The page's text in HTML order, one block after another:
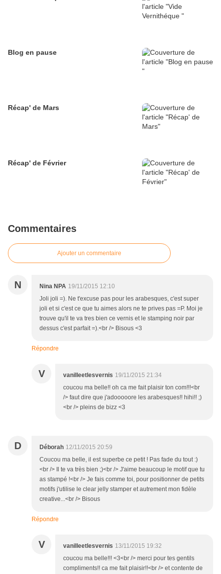
Blog en pause
Récap' de Mars
Récap' de Février
Commentaires
Ajouter un commentaire
N Nina NPA 19/11/2015 12:10
Joli joli =). Ne t'excuse pas pour les arabesques, c'est super
joli et si c'est ce que tu aimes alors ne te prives pas =P. Moi je
trouve qu'il te va tres bien ce vernis et le stamping noir par
dessus c'est parfait =).<br /> Bisous <3
Répondre
V vanilleetlesvernis 19/11/2015 21:34
coucou ma belle!! oh ca me fait plaisir ton com!!!<br
/> faut dire que j'adooooore les arabesques!! hihi!! ;)
<br /> pleins de bizz <3
D Déborah 12/11/2015 20:59
Coucou ma belle, il est superbe ce petit ! Pas fade du tout :)
<br /> Il te va très bien ;)<br /> J'aime beaucoup le motif que tu
as stampé !<br /> Je fais comme toi, pour positionner de petits
motifs j'utilise le clear jelly stamper et autrement mon fidèle
creative...<br /> Bisous
Répondre
V vanilleetlesvernis 13/11/2015 19:32
coucou ma belle!!! <3<br /> merci pour tes gentils
compliments!! ca me fait plaisir!!<br /> et contente de